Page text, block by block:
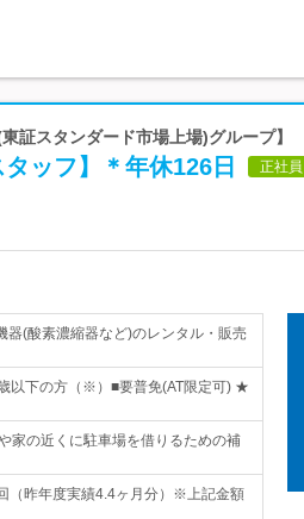
証スタンダード市場上場)グループ】
ッフ】＊年休126日 正社員
器(酸素濃縮器など)のレンタル・販売
以下の方（※）■要普免(AT限定可) ★
の近くに駐車場を借りるための補
（昨年度実績4.4ヶ月分）※上記金額